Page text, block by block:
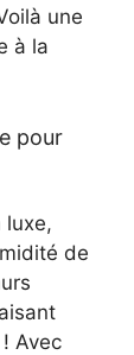
une
à la
pour
luxe,
de
Avec